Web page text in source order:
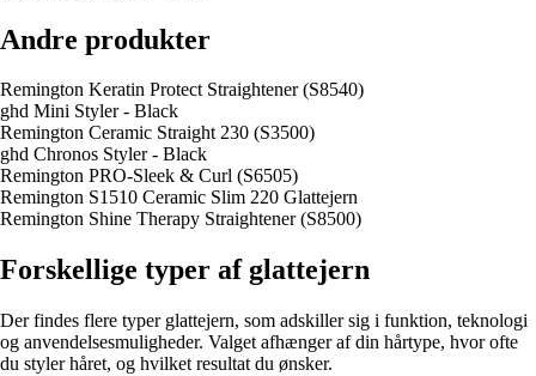
Andre produkter
Remington Keratin Protect Straightener (S8540)
ghd Mini Styler - Black
Remington Ceramic Straight 230 (S3500)
ghd Chronos Styler - Black
Remington PRO-Sleek & Curl (S6505)
Remington S1510 Ceramic Slim 220 Glattejern
Remington Shine Therapy Straightener (S8500)
Forskellige typer af glattejern
Der findes flere typer glattejern, som adskiller sig i funktion, teknologi
og anvendelsesmuligheder. Valget afhænger af din hårtype, hvor ofte
du styler håret, og hvilket resultat du ønsker.